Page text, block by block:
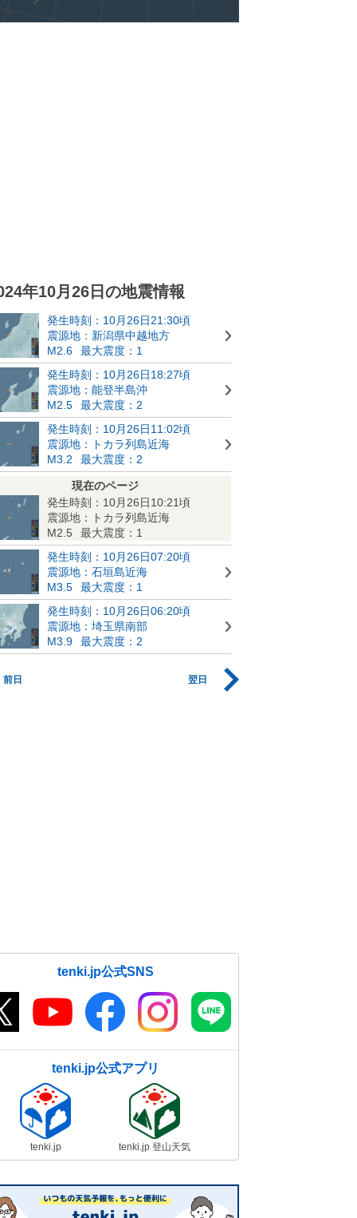
年10月26日の地震情報
発生時刻：10月26日21:30頃
震源地：新潟県中越地方
M2.6
最大震度：1
発生時刻：10月26日18:27頃
震源地：能登半島沖
M2.5
最大震度：2
発生時刻：10月26日11:02頃
震源地：トカラ列島近海
M3.2
最大震度：2
現在のページ
発生時刻：10月26日10:21頃
震源地：トカラ列島近海
M2.5
最大震度：1
発生時刻：10月26日07:20頃
震源地：石垣島近海
M3.5
最大震度：1
発生時刻：10月26日06:20頃
震源地：埼玉県南部
M3.9
最大震度：2
前日 翌日
tenki.jp公式SNS
tenki.jp公式アプリ
tenki.jp tenki.jp 登山天気